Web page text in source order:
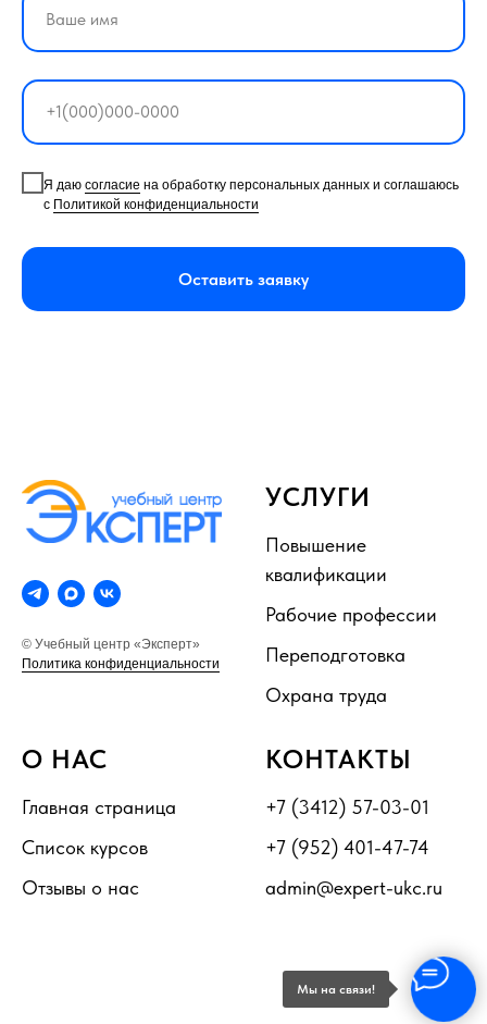
Я даю согласие на обработку персональных данных и соглашаюсь
с Политикой конфиденциальности
Оставить заявку
Мы на связи!
© Учебный центр «Эксперт»
Политика конфиденциальности
УСЛУГИ
Повышение
квалификации
Рабочие профессии
Переподготовка
Охрана труда
О НАС
Главная страница
Список курсов
Отзывы о нас
КОНТАКТЫ
+7 (3412) 57-03-01
+7 (952) 401-47-74
admin@expert-ukc.ru